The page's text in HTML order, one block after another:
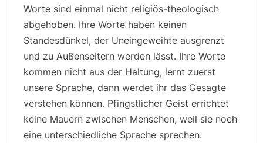
Worte sind einmal nicht religiös-theologisch
abgehoben. Ihre Worte haben keinen
Standesdünkel, der Uneingeweihte ausgrenzt
und zu Außenseitern werden lässt. Ihre Worte
kommen nicht aus der Haltung, lernt zuerst
unsere Sprache, dann werdet ihr das Gesagte
verstehen können. Pfingstlicher Geist errichtet
keine Mauern zwischen Menschen, weil sie noch
eine unterschiedliche Sprache sprechen.